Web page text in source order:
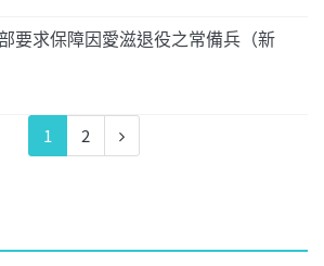
要求保障因愛滋退役之常備兵（新
1 2